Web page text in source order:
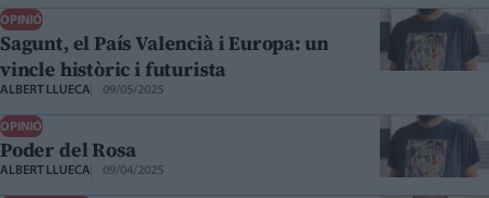
OPINIÓ
Sagunt, el País Valencià i Europa: un
vincle històric i futurista
ALBERT LLUECA 09/05/2025
OPINIÓ
Poder del Rosa
ALBERT LLUECA 09/04/2025